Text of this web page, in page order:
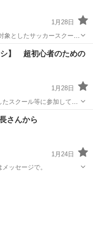
1月28日
としたサッカースクール
して、いざ入ってみると４
します。 私の子がそうでし
3歳
シ】 超初心者のための
1月28日
スクール等に参加して、
思ったことはありません
初心者
さんから
1月24日
ッセージで。